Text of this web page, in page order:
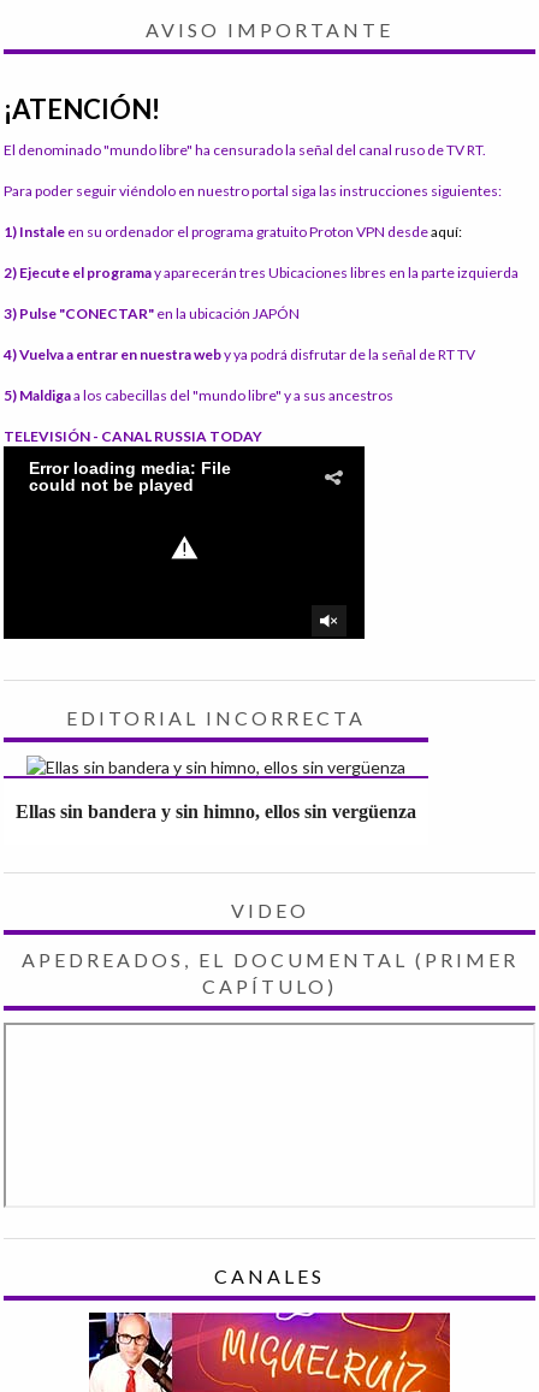
AVISO IMPORTANTE
¡ATENCIÓN!
El denominado "mundo libre" ha censurado la señal del canal ruso de TV RT.
Para poder seguir viéndolo en nuestro portal siga las instrucciones siguientes:
1) Instale en su ordenador el programa gratuito Proton VPN desdeaquí:
2) Ejecute el programay aparecerán tres Ubicaciones libres en la parte izquierda
3) Pulse "CONECTAR" en la ubicación JAPÓN
4) Vuelva a entrar en nuestra weby ya podrá disfrutar de la señal de RT TV
5) Maldigaa los cabecillas del "mundo libre" y a sus ancestros
TELEVISIÓN - CANAL RUSSIA TODAY
EDITORIAL INCORRECTA
Ellas sin bandera y sin himno, ellos sin vergüenza
VIDEO
APEDREADOS, EL DOCUMENTAL (PRIMER
CAPÍTULO)
CANALES